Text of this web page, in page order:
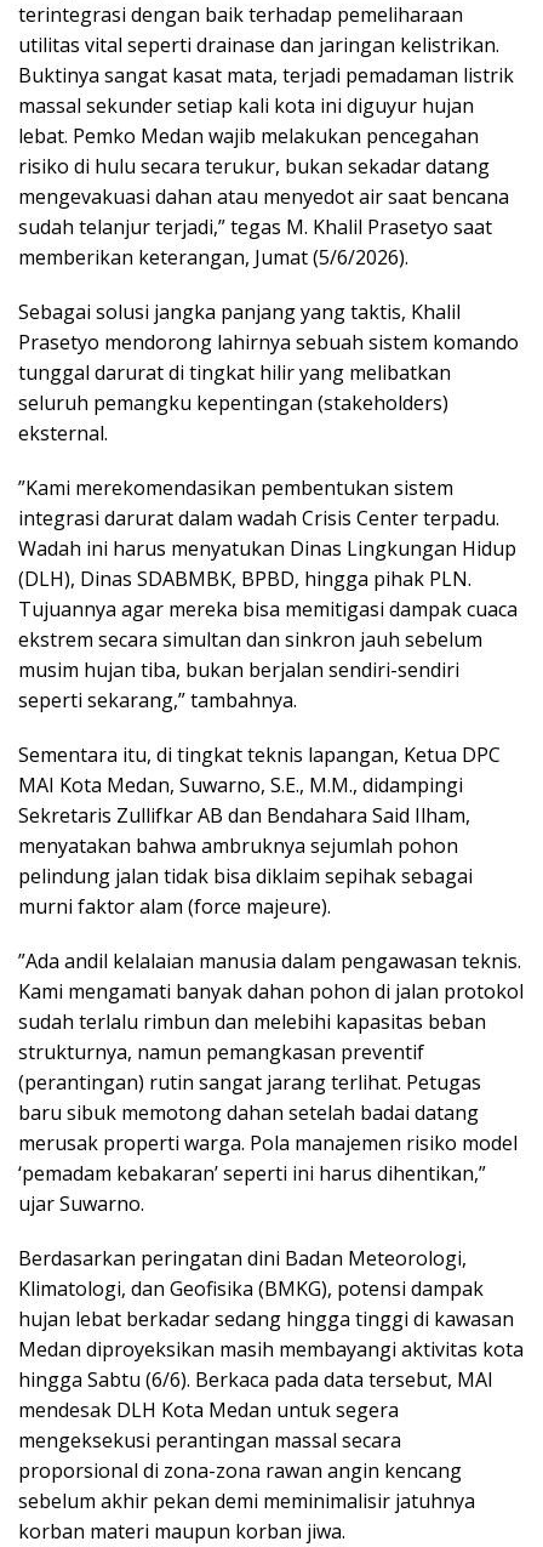
terintegrasi dengan baik terhadap pemeliharaan
utilitas vital seperti drainase dan jaringan kelistrikan.
Buktinya sangat kasat mata, terjadi pemadaman listrik
massal sekunder setiap kali kota ini diguyur hujan
lebat. Pemko Medan wajib melakukan pencegahan
risiko di hulu secara terukur, bukan sekadar datang
mengevakuasi dahan atau menyedot air saat bencana
sudah telanjur terjadi,” tegas M. Khalil Prasetyo saat
memberikan keterangan, Jumat (5/6/2026).
​Sebagai solusi jangka panjang yang taktis, Khalil
Prasetyo mendorong lahirnya sebuah sistem komando
tunggal darurat di tingkat hilir yang melibatkan
seluruh pemangku kepentingan (stakeholders)
eksternal.
​”Kami merekomendasikan pembentukan sistem
integrasi darurat dalam wadah Crisis Center terpadu.
Wadah ini harus menyatukan Dinas Lingkungan Hidup
(DLH), Dinas SDABMBK, BPBD, hingga pihak PLN.
Tujuannya agar mereka bisa memitigasi dampak cuaca
ekstrem secara simultan dan sinkron jauh sebelum
musim hujan tiba, bukan berjalan sendiri-sendiri
seperti sekarang,” tambahnya.
​Sementara itu, di tingkat teknis lapangan, Ketua DPC
MAI Kota Medan, Suwarno, S.E., M.M., didampingi
Sekretaris Zullifkar AB dan Bendahara Said Ilham,
menyatakan bahwa ambruknya sejumlah pohon
pelindung jalan tidak bisa diklaim sepihak sebagai
murni faktor alam (force majeure).
​”Ada andil kelalaian manusia dalam pengawasan teknis.
Kami mengamati banyak dahan pohon di jalan protokol
sudah terlalu rimbun dan melebihi kapasitas beban
strukturnya, namun pemangkasan preventif
(perantingan) rutin sangat jarang terlihat. Petugas
baru sibuk memotong dahan setelah badai datang
merusak properti warga. Pola manajemen risiko model
‘pemadam kebakaran’ seperti ini harus dihentikan,”
ujar Suwarno.
​Berdasarkan peringatan dini Badan Meteorologi,
Klimatologi, dan Geofisika (BMKG), potensi dampak
hujan lebat berkadar sedang hingga tinggi di kawasan
Medan diproyeksikan masih membayangi aktivitas kota
hingga Sabtu (6/6). Berkaca pada data tersebut, MAI
mendesak DLH Kota Medan untuk segera
mengeksekusi perantingan massal secara
proporsional di zona-zona rawan angin kencang
sebelum akhir pekan demi meminimalisir jatuhnya
korban materi maupun korban jiwa.